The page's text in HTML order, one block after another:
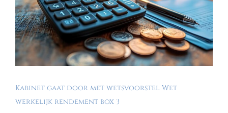
Kabinet gaat door met wetsvoorstel Wet
werkelijk rendement box 3